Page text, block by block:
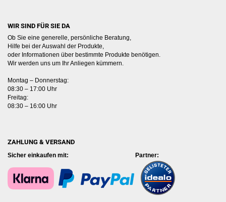
WIR SIND FÜR SIE DA
Ob Sie eine generelle, persönliche Beratung,
Hilfe bei der Auswahl der Produkte,
oder Informationen über bestimmte Produkte benötigen.
Wir werden uns um Ihr Anliegen kümmern.
Montag – Donnerstag:
08:30 – 17:00 Uhr
Freitag:
08:30 – 16:00 Uhr
ZAHLUNG & VERSAND
Sicher einkaufen mit: Partner: